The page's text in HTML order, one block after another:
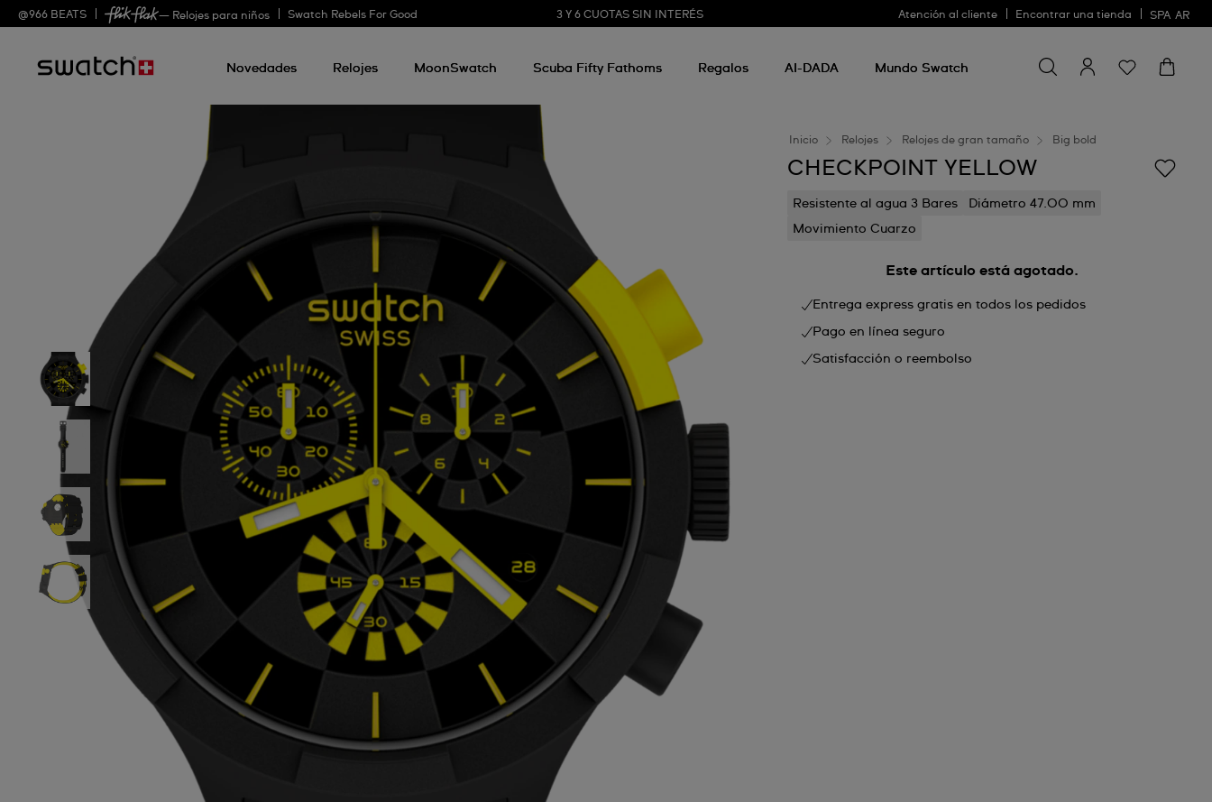
@966 BEATS — Relojes para niños Swatch Rebels For Good 3 Y 6 CUOTAS SIN INTERÉS Atención al cliente Encontrar una tienda SPA AR
Novedades Relojes MoonSwatch Scuba Fifty Fathoms Regalos AI-DADA Mundo Swatch
algo
Inicio Relojes Relojes de gran tamaño Big bold
CHECKPOINT YELLOW
Resistente al agua 3 Bares
Diámetro 47.00 mm
Movimiento Cuarzo
Este artículo está agotado.
Entrega express gratis en todos los pedidos
Pago en línea seguro
Satisfacción o reembolso